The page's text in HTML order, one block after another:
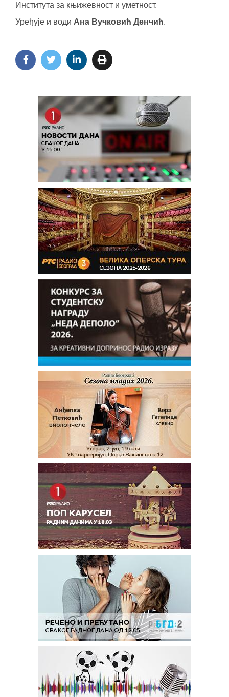
Института за књижевност и уметност.
Уређује и води Ана Вучковић Денчић.